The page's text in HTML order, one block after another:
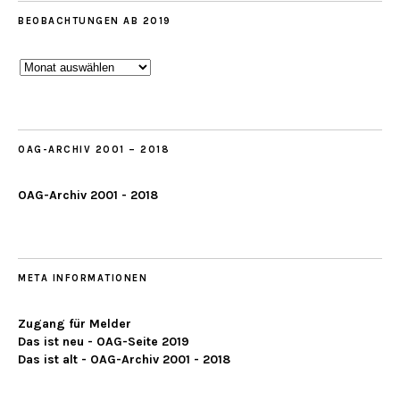
BEOBACHTUNGEN AB 2019
Beobachtungen
OAG-ARCHIV 2001 – 2018
OAG-Archiv 2001 - 2018
META INFORMATIONEN
Zugang für Melder
Das ist neu - OAG-Seite 2019
Das ist alt - OAG-Archiv 2001 - 2018